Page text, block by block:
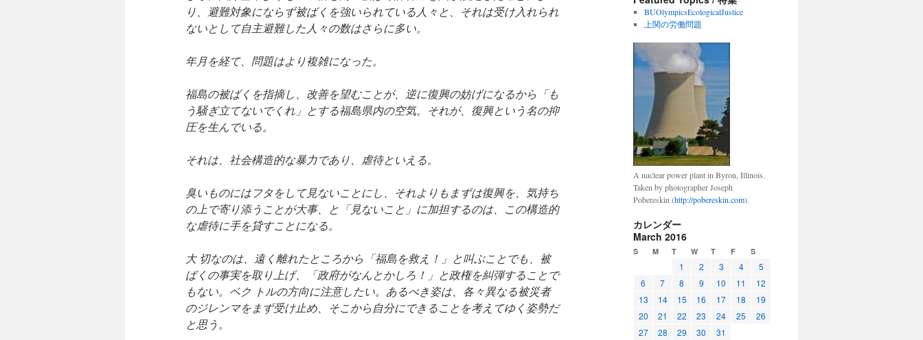
り、避難対象にならず被ばくを強いられている人々と、それは受け入れられ
ないとして自主避難した人々の数はさらに多い。
年月を経て、問題はより複雑になった。
福島の被ばくを指摘し、改善を望むことが、逆に復興の妨げになるから「も
う騒ぎ立てないでくれ」とする福島県内の空気。それが、復興という名の抑
圧を生んでいる。
それは、社会構造的な暴力であり、虐待といえる。
臭いものにはフタをして見ないことにし、それよりもまずは復興を、気持ち
の上で寄り添うことが大事、と「見ないこと」に加担するのは、この構造的
な虐待に手を貸すことになる。
大 切なのは、遠く離れたところから「福島を救え！」と叫ぶことでも、被
ばくの事実を取り上げ、「政府がなんとかしろ！」と政権を糾弾することで
もない。ベク トルの方向に注意したい。あるべき姿は、各々異なる被災者
のジレンマをまず受け止め、そこから自分にできることを考えてゆく姿勢だ
と思う。
BUOlympicsEcologicalJustice
上関の労働問題
A nuclear power plant in Byron, Illinois.
Taken by photographer Joseph
Pobereskin (http://pobereskin.com).
カレンダー
March 2016
S M T W T F S
1 2 3 4
5
6
7 8 9 10 11
12
13
14 15 16 17 18
19
20
21 22 23 24 25
26
27
28 29 30
31